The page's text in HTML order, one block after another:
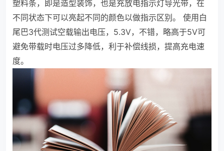
塑料条，即是造型装饰，也是充放电指示灯导光带，在
不同状态下可以亮起不同的颜色以做指示区别。
使用白
尾巴3代测试空载输出电压，5.3V，不错，略高于5V可
避免带载时电压过多降低，利于补偿线损，提高充电速
度。